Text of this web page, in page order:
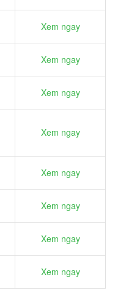
Xem ngay
Xem ngay
Xem ngay
Xem ngay
Xem ngay
Xem ngay
Xem ngay
Xem ngay